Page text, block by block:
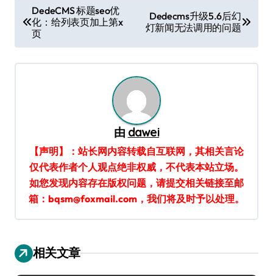
章
导
航
DedeCMS 标题seo优
化：给列表页加上第x
页
Dedecms升级5.6后幻
灯新闻无法调用的问题
由 dawei
【声明】：站长网内容转载自互联网，其相关言论
仅代表作者个人观点绝非权威，不代表本站立场。
如您发现内容存在版权问题，请提交相关链接至邮
箱：bqsm@foxmail.com，我们将及时予以处理。
相关文章